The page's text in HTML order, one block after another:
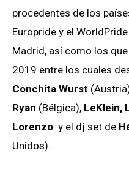
procedentes de los
Europride y el
Madrid, así como los
2019 entre los cuales
Conchita Wurst
Ryan (Bélgica), LeKlein,
Lorenzo. y el dj set de
Unidos).